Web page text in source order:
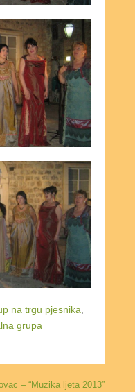
na trgu pjesnika
grupa
– “Muzika ljeta 2013”